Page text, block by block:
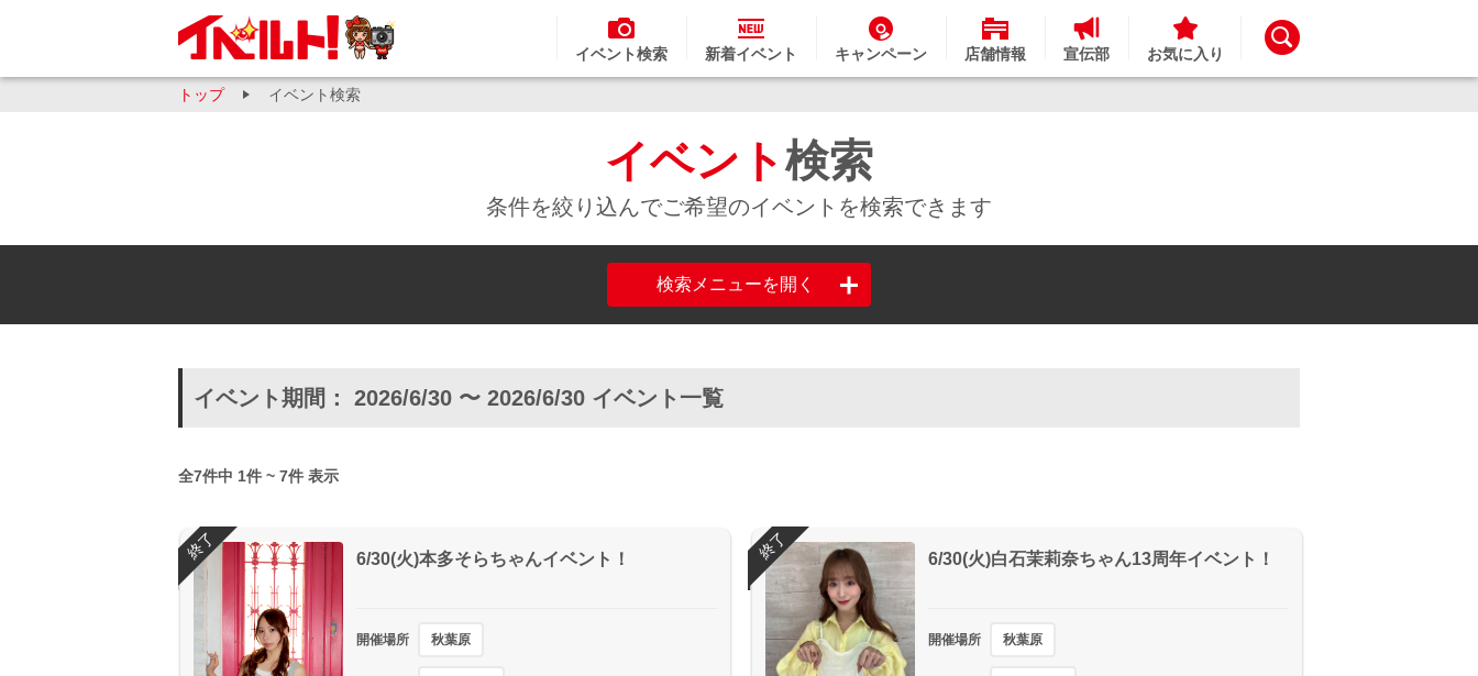
イベント検索 新着イベント キャンペーン 店舗情報 宣伝部 お気に入り
トップ イベント検索
イベント検索
条件を絞り込んでご希望のイベントを検索できます
検索メニューを開く
イベント期間： 2026/6/30 〜 2026/6/30 イベント一覧
全7件中 1件 ~ 7件 表示
6/30(火)本多そらちゃんイベント！
開催場所 秋葉原
終了 6/30(火)白石茉莉奈ちゃん13周年イベント！
開催場所 秋葉原
終了